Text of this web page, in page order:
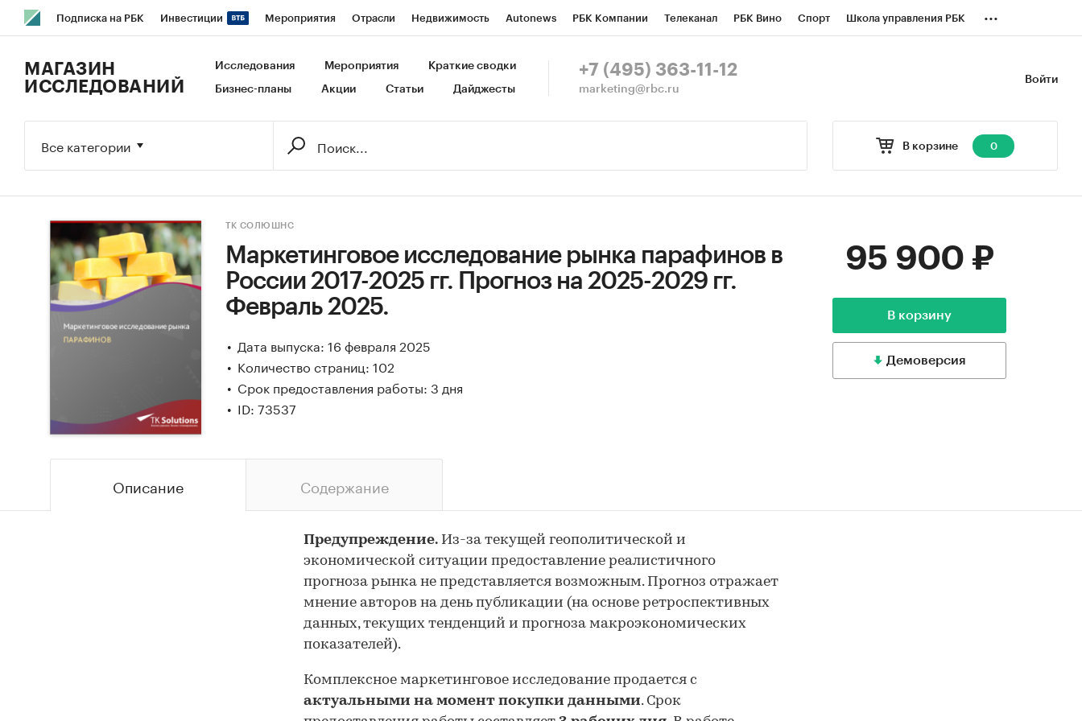
Подписка на РБК Инвестиции Мероприятия Отрасли Недвижимость Autonews РБК Компании Телеканал РБК Вино Спорт Школа управления РБК
Исследования Кредитные рейтинги Франшизы Газета Спецпроекты СПб Конференции СПб Спецпроекты
...
Войти
МАГАЗИН
ИССЛЕДОВАНИЙ
Исследования Мероприятия Краткие сводки
Бизнес-планы Акции Статьи Дайджесты
+7 (495) 363-11-12
marketing@rbc.ru
В корзине 0
Все категории
ТК СОЛЮШНС
Маркетинговое исследование рынка парафинов в
России 2017-2025 гг. Прогноз на 2025-2029 гг.
Февраль 2025.
Дата выпуска: 16 февраля 2025
Количество страниц: 102
Срок предоставления работы: 3 дня
ID: 73537
95 900 ₽
В корзину
Демоверсия
Описание Содержание
Предупреждение. Из-за текущей геополитической и
экономической ситуации предоставление реалистичного
прогноза рынка не представляется возможным. Прогноз отражает
мнение авторов на день публикации (на основе ретроспективных
данных, текущих тенденций и прогноза макроэкономических
показателей).
Комплексное маркетинговое исследование продается с
актуальными на момент покупки данными. Срок